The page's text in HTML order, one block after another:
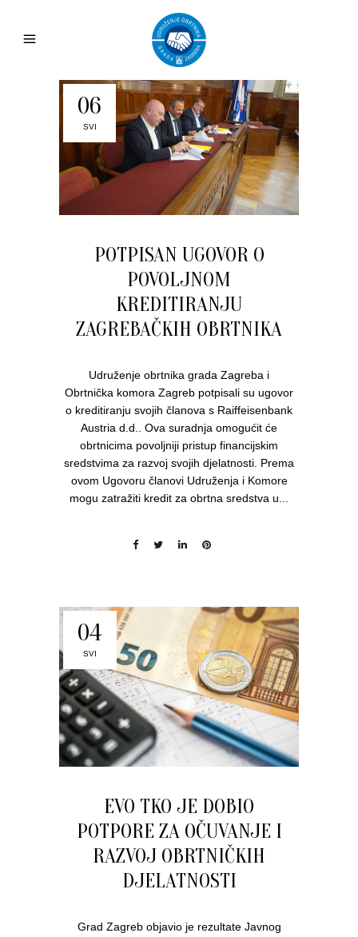
06
SVI
POTPISAN UGOVOR O
POVOLJNOM
KREDITIRANJU
ZAGREBAČKIH OBRTNIKA
Udruženje obrtnika grada Zagreba i
Obrtnička komora Zagreb potpisali su ugovor
o kreditiranju svojih članova s Raiffeisenbank
Austria d.d.. Ova suradnja omogućit će
obrtnicima povoljniji pristup financijskim
sredstvima za razvoj svojih djelatnosti. Prema
ovom Ugovoru članovi Udruženja i Komore
mogu zatražiti kredit za obrtna sredstva u...
04
SVI
EVO TKO JE DOBIO
POTPORE ZA OČUVANJE I
RAZVOJ OBRTNIČKIH
DJELATNOSTI
Grad Zagreb objavio je rezultate Javnog